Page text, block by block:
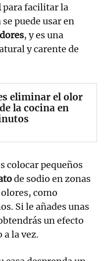
para facilitar la
puede usar en
, y es una
y carente de
eliminar el olor
la cocina en
colocar pequeños
de sodio en zonas
como
Si le añades unas
un efecto
la vez.